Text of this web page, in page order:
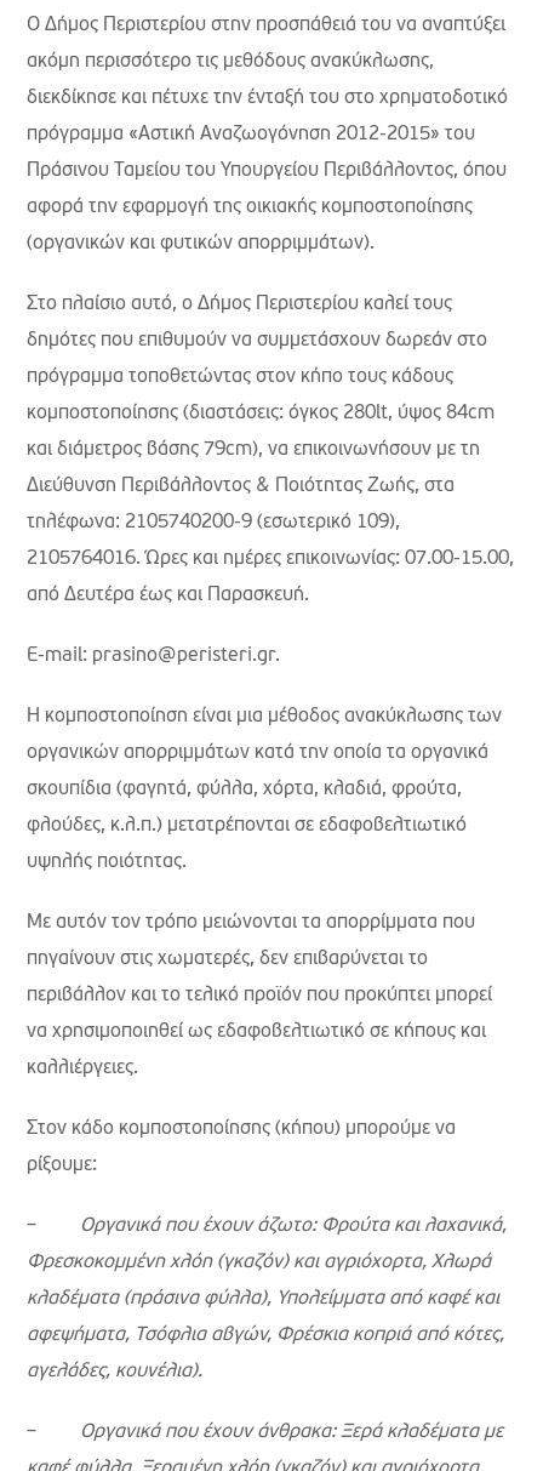
Ο Δήμος Περιστερίου στην προσπάθειά του να αναπτύξει
ακόμη περισσότερο τις μεθόδους ανακύκλωσης,
διεκδίκησε και πέτυχε την ένταξή του στο χρηματοδοτικό
πρόγραμμα «Αστική Αναζωογόνηση 2012-2015» του
Πράσινου Ταμείου του Υπουργείου Περιβάλλοντος, όπου
αφορά την εφαρμογή της οικιακής κομποστοποίησης
(οργανικών και φυτικών απορριμμάτων).
Στο πλαίσιο αυτό, ο Δήμος Περιστερίου καλεί τους
δημότες που επιθυμούν να συμμετάσχουν δωρεάν στο
πρόγραμμα τοποθετώντας στον κήπο τους κάδους
κομποστοποίησης (διαστάσεις: όγκος 280lt, ύψος 84cm
και διάμετρος βάσης 79cm), να επικοινωνήσουν με τη
Διεύθυνση Περιβάλλοντος & Ποιότητας Ζωής, στα
τηλέφωνα: 2105740200-9 (εσωτερικό 109),
2105764016. Ώρες και ημέρες επικοινωνίας: 07.00-15.00,
από Δευτέρα έως και Παρασκευή.
E-mail: prasino@peristeri.gr.
Η κομποστοποίηση είναι μια μέθοδος ανακύκλωσης των
οργανικών απορριμμάτων κατά την οποία τα οργανικά
σκουπίδια (φαγητά, φύλλα, χόρτα, κλαδιά, φρούτα,
φλούδες, κ.λ.π.) μετατρέπονται σε εδαφοβελτιωτικό
υψηλής ποιότητας.
Με αυτόν τον τρόπο μειώνονται τα απορρίμματα που
πηγαίνουν στις χωματερές, δεν επιβαρύνεται το
περιβάλλον και το τελικό προϊόν που προκύπτει μπορεί
να χρησιμοποιηθεί ως εδαφοβελτιωτικό σε κήπους και
καλλιέργειες.
Στον κάδο κομποστοποίησης (κήπου) μπορούμε να
ρίξουμε:
– Οργανικά που έχουν άζωτο: Φρούτα και λαχανικά,
Φρεσκοκομμένη χλόη (γκαζόν) και αγριόχορτα, Χλωρά
κλαδέματα (πράσινα φύλλα), Υπολείμματα από καφέ και
αφεψήματα, Τσόφλια αβγών, Φρέσκια κοπριά από κότες,
αγελάδες, κουνέλια).
– Οργανικά που έχουν άνθρακα: Ξερά κλαδέματα με